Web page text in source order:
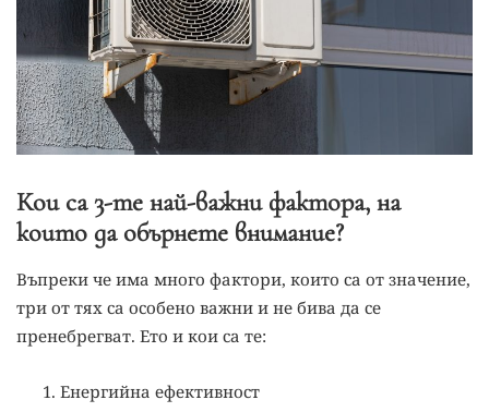
Кои са 3-те най-важни фактора, на
които да обърнете внимание?
Въпреки че има много фактори, които са от значение,
три от тях са особено важни и не бива да се
пренебрегват. Ето и кои са те:
Енергийна ефективност